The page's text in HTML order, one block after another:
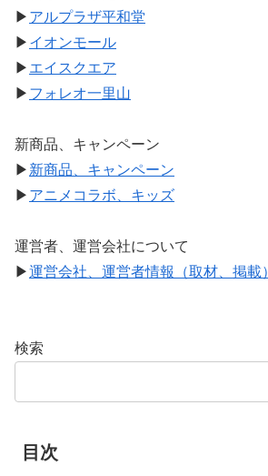
▶ アルプラザ平和堂
▶ イオンモール
▶ エイスクエア
▶ フォレオ一里山
新商品、キャンペーン
▶ 新商品、キャンペーン
▶ アニメコラボ、キッズ
運営者、運営会社について
▶運営会社、運営者情報（取材、掲載）
検索
目次